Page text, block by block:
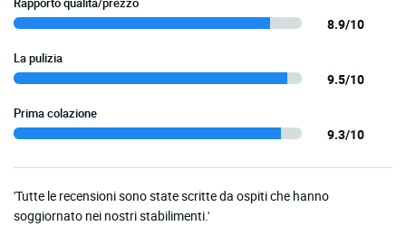
8.9/10
La pulizia
9.5/10
Prima colazione
9.3/10
'Tutte le recensioni sono state scritte da ospiti che hanno
soggiornato nei nostri stabilimenti.'